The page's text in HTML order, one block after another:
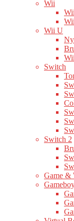
Wii
Wii U
Switch
Switch 2
Game &